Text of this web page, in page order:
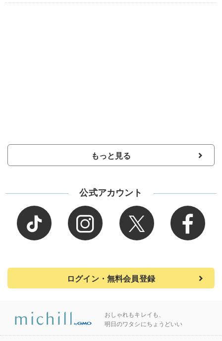
もっと見る
公式アカウント
ログイン・無料会員登録
おしゃれもキレイも、
明日のワタシにちょうどいい